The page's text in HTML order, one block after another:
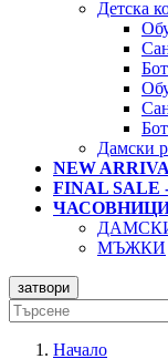
Детска
Дамски
NEW
FINAL SALE
МЪЖКИ
затвори
Начало